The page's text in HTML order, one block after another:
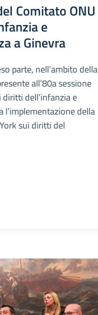
Comitato ONU
e
a Ginevra
parte, nell’ambito della
all’80a sessione
dell’infanzia e
l’implementazione della
sui diritti del